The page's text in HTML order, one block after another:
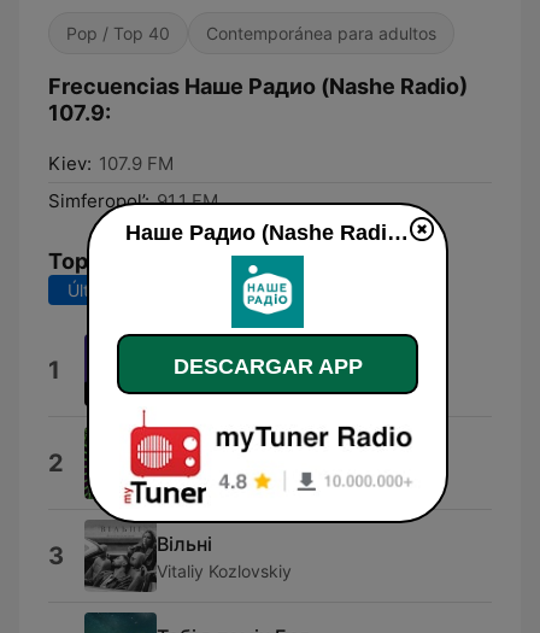
Pop / Top 40 Contemporánea para adultos
Frecuencias Наше Радио (Nashe Radio)
107.9:
Kiev: 107.9 FM
Simferopol’: 91.1 FM
Top Canciones
Últimos 7 días Últimos 30 días
1 Козак
2 Скуф-панк
Металлопластиковые трубы
3 Вільні
Vitaliy Kozlovskiy
Наше Радио (Nashe Radio) 107.9 en vivo
DESCARGAR APP